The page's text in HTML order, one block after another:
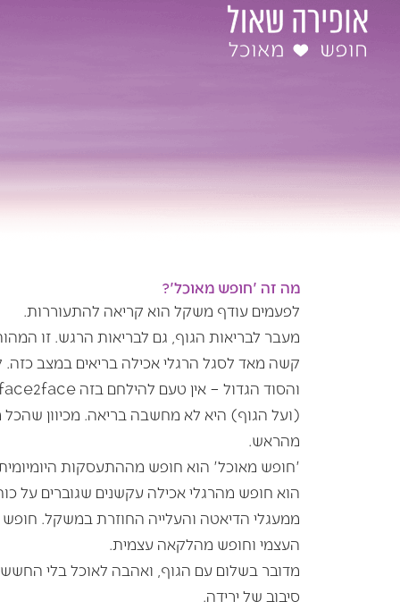
לתוכן
מה זה 'חופש מאוכל'?
לפעמים עודף משקל הוא קריאה להתעוררות.
מעבר לבריאות הגוף, גם לבריאות הרגש. זו
קשה מאד לסגל הרגלי אכילה בריאים במצב
(ועל הגוף) היא לא מחשבה בריאה. מכיוון
מהראש.
'חופש מאוכל' הוא חופש מההתעסקות
הוא חופש מהרגלי אכילה עקשנים שגוברים על
ממעגלי הדיאטה והעלייה החוזרת במשקל.
העצמי וחופש מהלקאה עצמית.
מדובר בשלום עם הגוף, ואהבה לאוכל בלי
סיבוב של ירידה.